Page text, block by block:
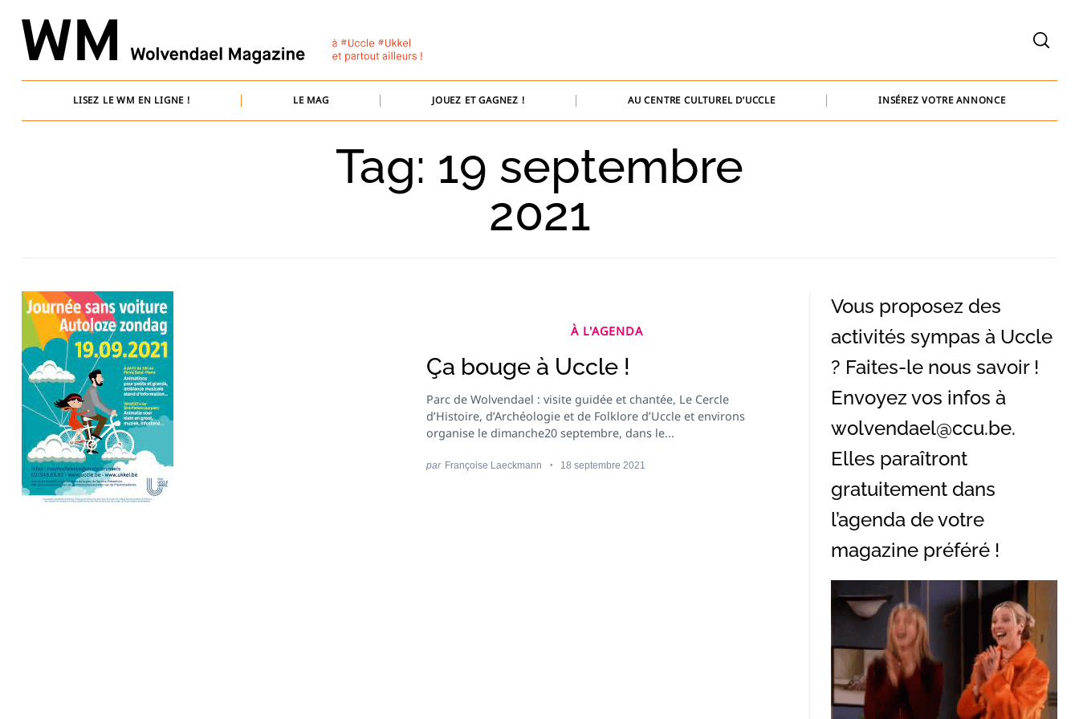
content
LISEZ LE WM EN LIGNE ! LE MAG JOUEZ ET GAGNEZ ! AU CENTRE CULTUREL D’UCCLE INSÉREZ VOTRE ANNONCE
bernard@baammedia.be
jennifer@baammedia.be
Tag: 19 septembre
2021
À L'AGENDA
Ça bouge à Uccle !
Parc de Wolvendael : visite guidée et chantée, Le Cercle
d’Histoire, d’Archéologie et de Folklore d’Uccle et environs
organise le dimanche20 septembre, dans le...
par Françoise Laeckmann 18 septembre 2021
Vous proposez des
activités sympas à Uccle
? Faites-le nous savoir !
Envoyez vos infos à
wolvendael@ccu.be.
Elles paraîtront
gratuitement dans
l’agenda de votre
magazine préféré !
Recherche
pour
: